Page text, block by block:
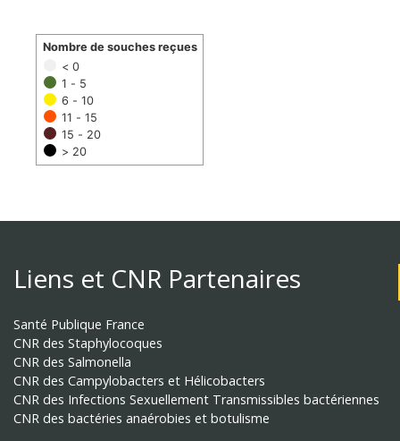
< 0
1 - 5
6 - 10
11 - 15
15 - 20
> 20
Nombre de souches reçues
Liens et CNR Partenaires
Santé Publique France
CNR des Staphylocoques
CNR des Salmonella
CNR des Campylobacters et Hélicobacters
CNR des Infections Sexuellement Transmissibles bactériennes
CNR des bactéries anaérobies et botulisme